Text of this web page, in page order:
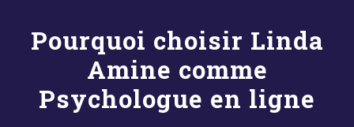
Pourquoi choisir Linda
Amine comme
Psychologue en ligne